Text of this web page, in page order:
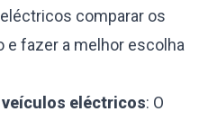
comparar os
fazer a melhor escolha
veículos eléctricos: O